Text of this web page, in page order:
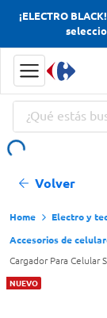
¡ELECTRO
¿Qué estás
Volver
Electro y
Accesorios de
Cargador Para Celular
NUEVO
Términos
Yerba
Cerveza
Papas Fritas
Doves
Términos
Yerba
Cerveza
Papas Fritas
Doves